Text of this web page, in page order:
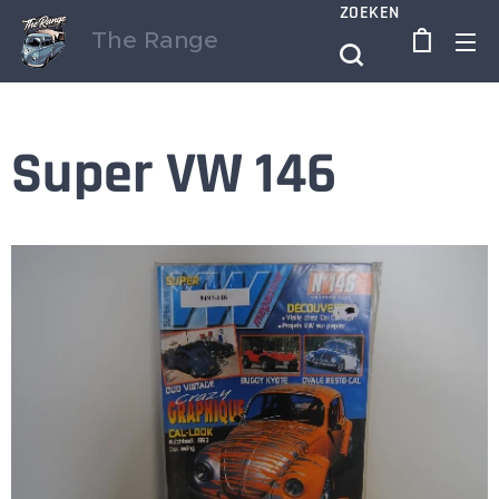
The Range
ZOEKEN
Super VW 146